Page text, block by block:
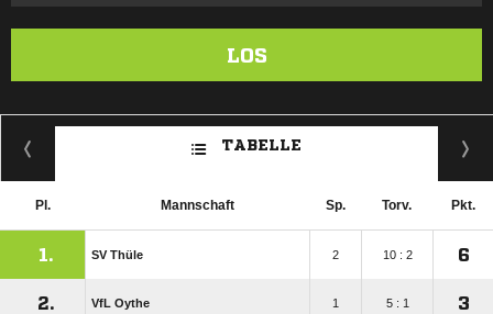
LOS
TABELLE
Pl. Mannschaft Sp. Torv. Pkt.
1. SV Thüle 2 10 : 2 6
2. VfL Oythe 1 5 : 1 3